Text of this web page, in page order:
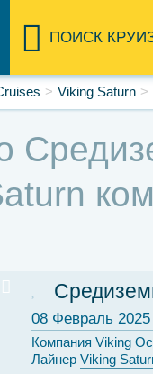
ПОИСК
Viking Saturn
08 Февраль 2025
Компания Viking
Лайнер Viking